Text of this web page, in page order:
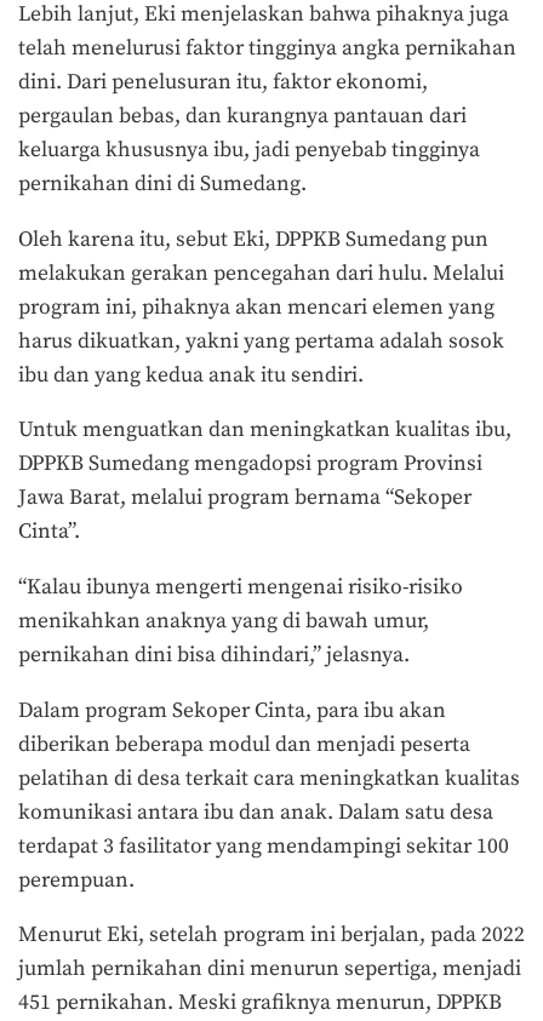
Lebih lanjut, Eki menjelaskan bahwa pihaknya juga
telah menelurusi faktor tingginya angka pernikahan
dini. Dari penelusuran itu, faktor ekonomi,
pergaulan bebas, dan kurangnya pantauan dari
keluarga khususnya ibu, jadi penyebab tingginya
pernikahan dini di Sumedang.
Oleh karena itu, sebut Eki, DPPKB Sumedang pun
melakukan gerakan pencegahan dari hulu. Melalui
program ini, pihaknya akan mencari elemen yang
harus dikuatkan, yakni yang pertama adalah sosok
ibu dan yang kedua anak itu sendiri.
Untuk menguatkan dan meningkatkan kualitas ibu,
DPPKB Sumedang mengadopsi program Provinsi
Jawa Barat, melalui program bernama “Sekoper
Cinta”.
“Kalau ibunya mengerti mengenai risiko-risiko
menikahkan anaknya yang di bawah umur,
pernikahan dini bisa dihindari,” jelasnya.
Dalam program Sekoper Cinta, para ibu akan
diberikan beberapa modul dan menjadi peserta
pelatihan di desa terkait cara meningkatkan kualitas
komunikasi antara ibu dan anak. Dalam satu desa
terdapat 3 fasilitator yang mendampingi sekitar 100
perempuan.
Menurut Eki, setelah program ini berjalan, pada 2022
jumlah pernikahan dini menurun sepertiga, menjadi
451 pernikahan. Meski grafiknya menurun, DPPKB